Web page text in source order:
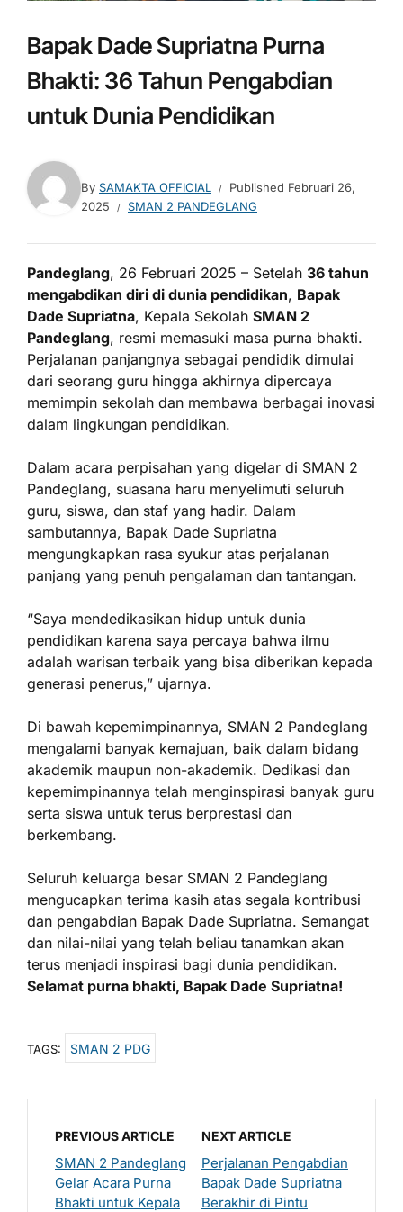
Bapak Dade Supriatna Purna
Bhakti: 36 Tahun Pengabdian
untuk Dunia Pendidikan
By SAMAKTA OFFICIAL Published Februari 26,
2025
SMAN 2 PANDEGLANG
Pandeglang, 26 Februari 2025 – Setelah 36 tahun
mengabdikan diri di dunia pendidikan, Bapak
Dade Supriatna, Kepala Sekolah SMAN 2
Pandeglang, resmi memasuki masa purna bhakti.
Perjalanan panjangnya sebagai pendidik dimulai
dari seorang guru hingga akhirnya dipercaya
memimpin sekolah dan membawa berbagai inovasi
dalam lingkungan pendidikan.
Dalam acara perpisahan yang digelar di SMAN 2
Pandeglang, suasana haru menyelimuti seluruh
guru, siswa, dan staf yang hadir. Dalam
sambutannya, Bapak Dade Supriatna
mengungkapkan rasa syukur atas perjalanan
panjang yang penuh pengalaman dan tantangan.
“Saya mendedikasikan hidup untuk dunia
pendidikan karena saya percaya bahwa ilmu
adalah warisan terbaik yang bisa diberikan kepada
generasi penerus,” ujarnya.
Di bawah kepemimpinannya, SMAN 2 Pandeglang
mengalami banyak kemajuan, baik dalam bidang
akademik maupun non-akademik. Dedikasi dan
kepemimpinannya telah menginspirasi banyak guru
serta siswa untuk terus berprestasi dan
berkembang.
Seluruh keluarga besar SMAN 2 Pandeglang
mengucapkan terima kasih atas segala kontribusi
dan pengabdian Bapak Dade Supriatna. Semangat
dan nilai-nilai yang telah beliau tanamkan akan
terus menjadi inspirasi bagi dunia pendidikan.
Selamat purna bhakti, Bapak Dade Supriatna!
TAGS: SMAN 2 PDG
PREVIOUS ARTICLE
SMAN 2 Pandeglang
Gelar Acara Purna
Bhakti untuk Kepala
NEXT ARTICLE
Perjalanan Pengabdian
Bapak Dade Supriatna
Berakhir di Pintu